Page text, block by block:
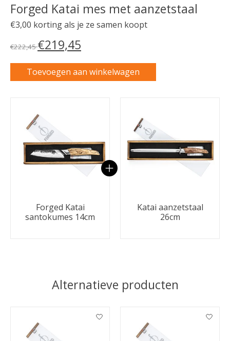
Forged Katai mes met aanzetstaal
€3,00 korting als je ze samen koopt
€222,45€219,45
Toevoegen aan winkelwagen
Forged Katai
santokumes 14cm
Katai aanzetstaal
26cm
Alternatieve producten
Items van productcarrousel